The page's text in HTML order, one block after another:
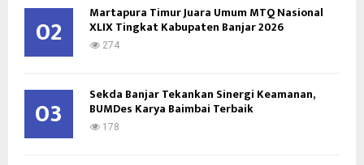
H
02 Martapura Timur Juara Umum MTQ Nasional
XLIX Tingkat Kabupaten Banjar 2026
274
03 Sekda Banjar Tekankan Sinergi Keamanan,
BUMDes Karya Baimbai Terbaik
178